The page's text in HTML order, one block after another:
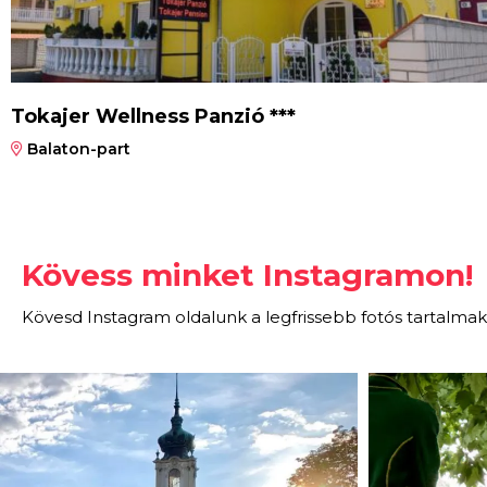
Tokajer Wellness Panzió ***
Balaton-part
Kövess minket Instagramon!
Kövesd Instagram oldalunk a legfrissebb fotós